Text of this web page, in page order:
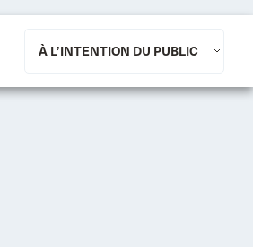
À L’INTENTION DU PUBLIC